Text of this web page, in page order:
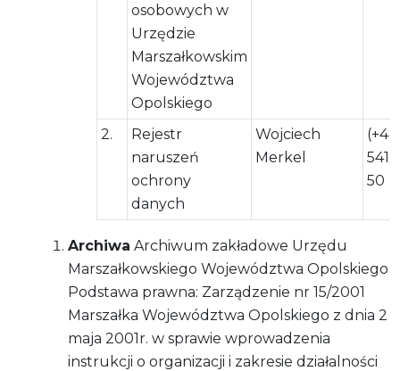
osobowych w
Urzędzie
Marszałkowskim
Województwa
Opolskiego
2.
Rejestr
naruszeń
ochrony
danych
Wojciech
Merkel
541
50
Archiwa Archiwum zakładowe Urzędu
Marszałkowskiego Województwa Opolskiego
Podstawa prawna: Zarządzenie nr 15/2001
Marszałka Województwa Opolskiego z dnia 2
maja 2001r. w sprawie wprowadzenia
instrukcji o organizacji i zakresie działalności